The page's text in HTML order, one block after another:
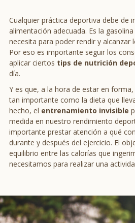
Cualquier práctica deportiva debe de
alimentación adecuada. Es la
necesita para poder rendir y alcanzar
Por eso es importante seguir los
aplicar ciertos tips de nutrición
día.
Y es que, a la hora de estar en
tan importante como la dieta que
hecho, el entrenamiento invisible
medida en nuestro rendimiento
importante prestar atención a qué
durante y después del ejercicio. El
equilibrio entre las calorías que
necesitamos para realizar una